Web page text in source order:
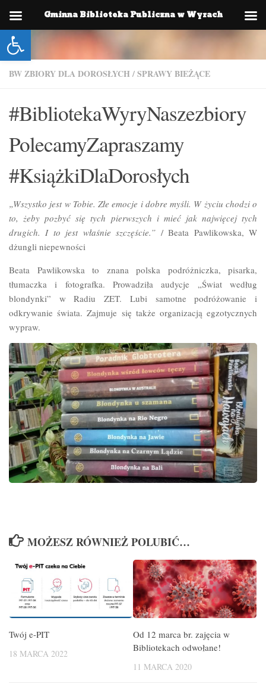
Otwórz pasek narzędzi
Skip to content
BW ZBIORY DLA DOROSŁYCH /SPRAWY BIEŻĄCE
#BibliotekaWyryNaszezbiory
PolecamyZapraszamy
#KsiążkiDlaDorosłych
„Wszystko jest w Tobie. Złe emocje i dobre myśli. W życiu chodzi o
to, żeby pozbyć się tych pierwszych i mieć jak najwięcej tych
drugich. I to jest właśnie szczęście.” / Beata Pawlikowska, W
dżungli niepewności
Beata Pawlikowska to znana polska podróżniczka, pisarka,
tłumaczka i fotografka. Prowadziła audycje „Świat według
blondynki” w Radiu ZET. Lubi samotne podróżowanie i
odkrywanie świata. Zajmuje się także organizacją egzotycznych
wypraw.
MOŻESZ RÓWNIEŻ POLUBIĆ…
Twój e-PIT
18 MARCA 2022
Od 12 marca br. zajęcia w
Bibliotekach odwołane!
11 MARCA 2020
Gminna Biblioteka Publiczna w Wyrach